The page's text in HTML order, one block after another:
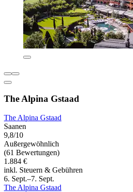
The Alpina Gstaad
The Alpina Gstaad
Saanen
9,8/10
Außergewöhnlich
(61 Bewertungen)
1.884 €
inkl. Steuern & Gebühren
6. Sept.–7. Sept.
The Alpina Gstaad